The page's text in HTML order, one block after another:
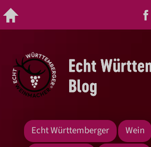
Echt Württemberger Wein